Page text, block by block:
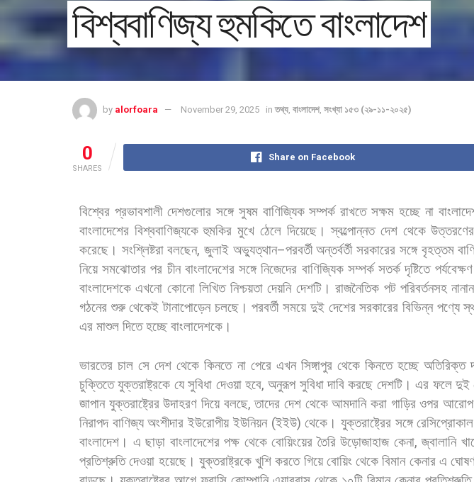
বিশ্ববাণিজ্য হুমকিতে বাংলাদেশ
by alorfoara November 29, 2025 in তথ্য, বাংলাদেশ, সংখ্যা ১৫৩ (২৯-১১-২০২৫)
0
SHARES
Share on Facebook
বিশ্বের প্রভাবশালী দেশগুলোর সঙ্গে সুষম বাণিজ্যিক সম্পর্ক রাখতে সক্ষম হচ্ছে না
বাংলাদেশের বিশ্ববাণিজ্যকে হুমকির মুখে ঠেলে দিয়েছে। স্বল্পোন্নত দেশ থেকে উত্তরণের
করেছে। সংশ্লিষ্টরা বলছেন,জুলাই অভ্যুত্থান–পরবর্তী অন্তর্বর্তী সরকারের সঙ্গে বৃহত্তম
নিয়ে সমঝোতার পর চীন বাংলাদেশের সঙ্গে নিজেদের বাণিজ্যিক সম্পর্ক সতর্ক দৃষ্টিতে পর্যবেক্ষণ
বাংলাদেশকে এখনো কোনো লিখিত নিশ্চয়তা দেয়নি দেশটি। রাজনৈতিক পট পরিবর্তনসহ নানান
গঠনের শুরু থেকেই টানাপোড়েন চলছে। পরবর্তী সময়ে দুই দেশের সরকারের বিভিন্ন পণ্যে
এর মাশুল দিতে হচ্ছে বাংলাদেশকে।
ভারতের চাল সে দেশ থেকে কিনতে না পেরে এখন সিঙ্গাপুর থেকে কিনতে হচ্ছে অতিরিক্ত
চুক্তিতে যুক্তরাষ্ট্রকে যে সুবিধা দেওয়া হবে,অনুরূপ সুবিধা দাবি করছে দেশটি। এর ফলে দুই
জাপান যুক্তরাষ্ট্রের উদাহরণ দিয়ে বলছে,তাদের দেশ থেকে আমদানি করা গাড়ির ওপর আরোপ
নিরাপদ বাণিজ্য অংশীদার ইউরোপীয় ইউনিয়ন(ইইউ)থেকে। যুক্তরাষ্ট্রের সঙ্গে রেসিপ্রোকাল
বাংলাদেশ। এ ছাড়া বাংলাদেশের পক্ষ থেকে বোয়িংয়ের তৈরি উড়োজাহাজ কেনা,জ্বালানি
প্রতিশ্রুতি দেওয়া হয়েছে। যুক্তরাষ্ট্রকে খুশি করতে গিয়ে বোয়িং থেকে বিমান কেনার এ